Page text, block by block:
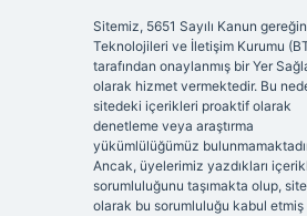
Sitemiz, 5651 Sayılı Kanun
Teknolojileri ve İletişim Kurumu
tarafından onaylanmış bir Yer
olarak hizmet vermektedir. Bu
sitedeki içerikleri proaktif olarak
denetleme veya araştırma
yükümlülüğümüz
Ancak, üyelerimiz yazdıkları
sorumluluğunu taşımakta olup,
olarak bu sorumluluğu kabul etmiş